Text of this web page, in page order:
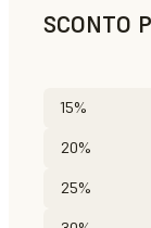
SCONTO
15%
20%
25%